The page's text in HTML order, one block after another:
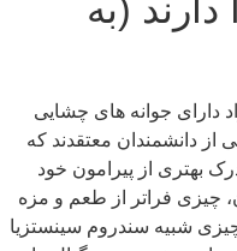
(به
دارای جوانه های چشایی
دانشمندان معتقدند که
بهتری از پیرامون خود
چیزی فراتر از طعم و مزه
شبیه سندروم سینستزیا